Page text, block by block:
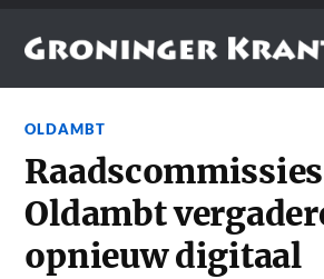
OLDAMBT
Oldambt
opnieuw digitaal